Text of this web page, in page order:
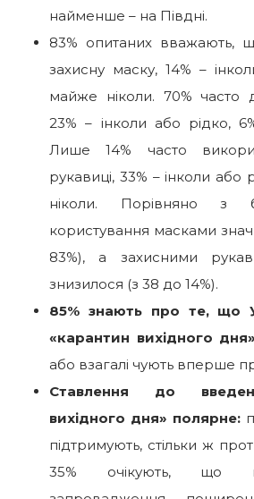
найменше – на Півдні.
83% опитаних вважають,
захисну маску, 14% –
майже ніколи. 70% часто
23% – інколи або рідко,
Лише 14% часто
рукавиці, 33% – інколи або
ніколи. Порівняно з
користування масками
83%), а захисними
знизилося (з 38 до 14%).
85% знають про те, що
«карантин вихідного дня»
або взагалі чують вперше
Ставлення до
вихідного дня» полярне:
підтримують, стільки ж
35% очікують, що